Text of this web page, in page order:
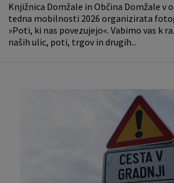
Knjižnica Domžale in Občina Domžale v
tedna mobilnosti 2026 organizirata
»Poti, ki nas povezujejo«. Vabimo vas k
naših ulic, poti, trgov in drugih...